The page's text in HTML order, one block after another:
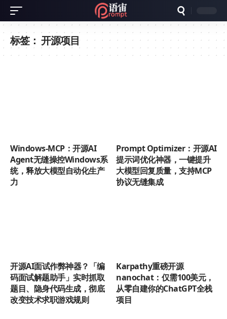
标签： 开源项目
Windows-MCP：开源AI
Agent无缝操控Windows系
统，释放大模型自动化生产
力
Prompt Optimizer：开源AI
提示词优化神器，一键提升
大模型回复质量，支持MCP
协议无缝集成
开源AI面试作弊神器？「编
码面试解题助手」实时抓取
题目、隐身代码生成，彻底
改变技术求职游戏规则
Karpathy重磅开源
nanochat：仅需100美元，
从零自建你的ChatGPT全栈
项目